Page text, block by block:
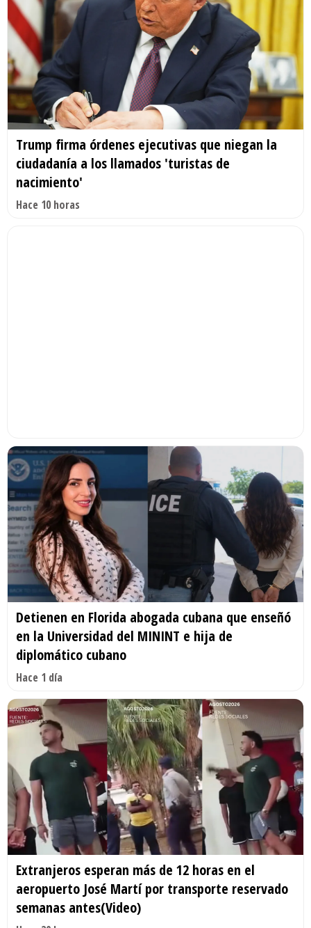
Trump firma órdenes ejecutivas que niegan la
ciudadanía a los llamados 'turistas de
nacimiento'
Hace 10 horas
Detienen en Florida abogada cubana que enseñó
en la Universidad del MININT e hija de
diplomático cubano
Hace 1 día
Extranjeros esperan más de 12 horas en el
aeropuerto José Martí por transporte reservado
semanas antes(Video)